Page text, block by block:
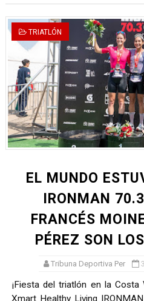
TRIATLÓN
EL MUNDO
IRONMAN
FRANCÉS
PÉREZ SON
Tribuna Deportiva Per
¡Fiesta del triatlón en la
Xmart Healthy Living